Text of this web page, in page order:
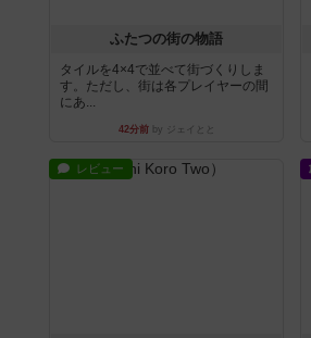
ふたつの街の物語
タイルを4×4で並べて街づくりしま
す。ただし、街は各プレイヤーの間
にあ...
42分前by ジェイとと
レビュー